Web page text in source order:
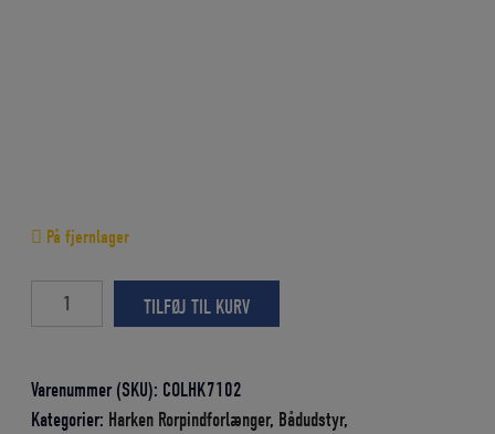
På fjernlager
Harken
7100
Universaljoint
antal
TILFØJ TIL KURV
Varenummer (SKU): COLHK7102
Kategorier: Harken Rorpindforlænger, Bådudstyr,